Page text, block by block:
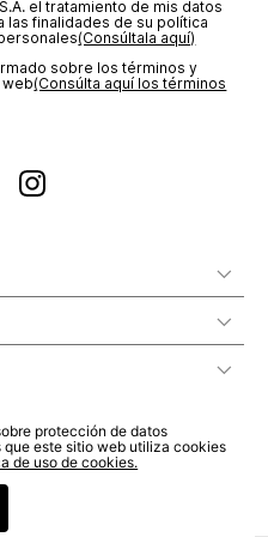
al menú de “Mi cuenta -
webwww.studiofpanama.pa
el tratamiento de mis datos
las finalidades de su política
(Consúltala aquí)
sobre los términos y
(Consúlta aquí los términos
protección de datos
que este sitio web utiliza cookies
de uso de cookies.